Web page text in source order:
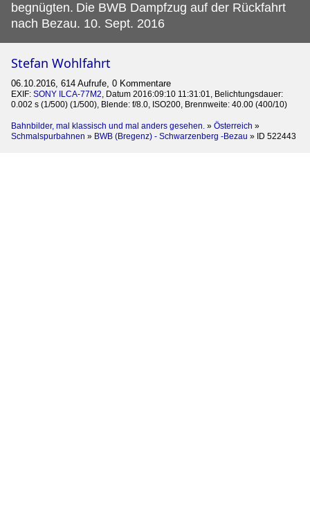
begnügten. Die BWB Dampfzug auf der Rückfahrt
nach Bezau. 10. Sept. 2016
Stefan Wohlfahrt
06.10.2016, 614 Aufrufe, 0 Kommentare
EXIF: SONY ILCA-77M2, Datum 2016:09:10 11:31:01, Belichtungsdauer:
0.002 s (1/500) (1/500), Blende: f/8.0, ISO200, Brennweite: 40.00 (400/10)
Bahnbilder, mal klassisch und mal anders gesehen. » Österreich »
Schmalspurbahnen » BWB (Bregenz) - Schwarzenberg -Bezau » ID 522443